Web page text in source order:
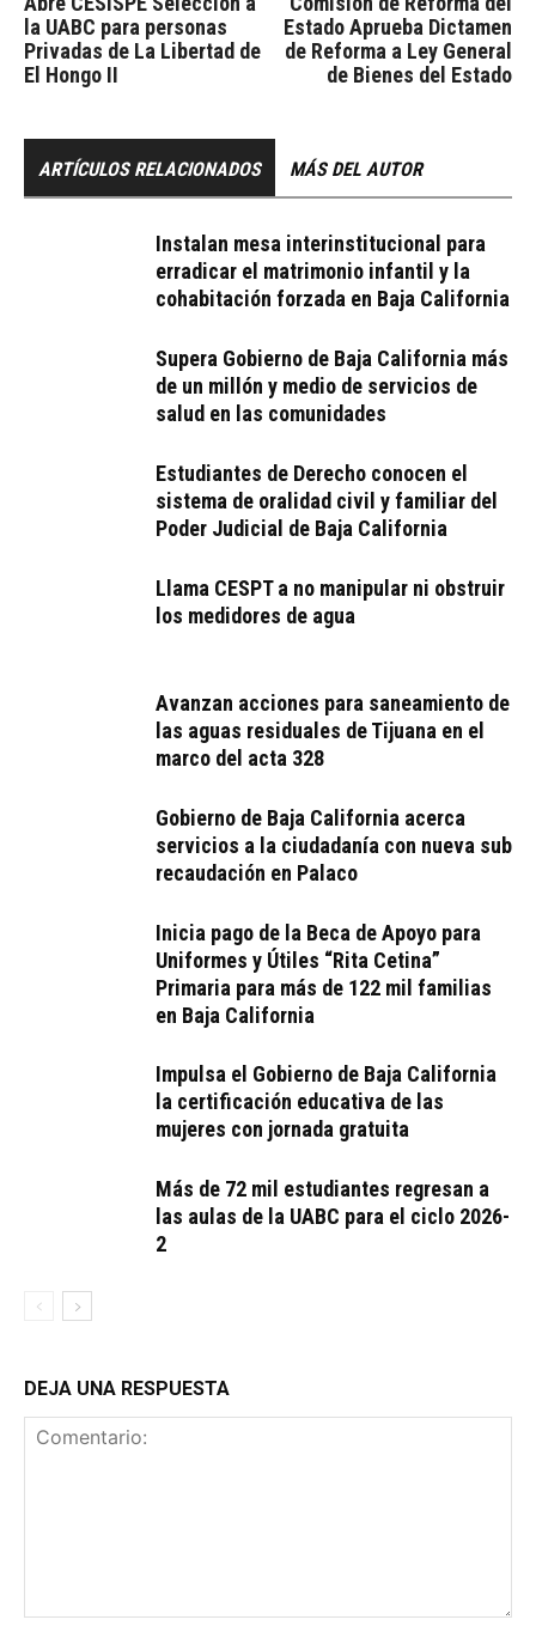
la UABC para personas
Privadas de La Libertad de
El Hongo II
Estado Aprueba Dictamen
de Reforma a Ley General
de Bienes del Estado
ARTÍCULOS RELACIONADOS MÁS DEL AUTOR
Instalan mesa interinstitucional para
erradicar el matrimonio infantil y la
cohabitación forzada en Baja California
Supera Gobierno de Baja California más
de un millón y medio de servicios de
salud en las comunidades
Estudiantes de Derecho conocen el
sistema de oralidad civil y familiar del
Poder Judicial de Baja California
Llama CESPT a no manipular ni obstruir
los medidores de agua
Avanzan acciones para saneamiento de
las aguas residuales de Tijuana en el
marco del acta 328
Gobierno de Baja California acerca
servicios a la ciudadanía con nueva sub
recaudación en Palaco
Inicia pago de la Beca de Apoyo para
Uniformes y Útiles “Rita Cetina”
Primaria para más de 122 mil familias
en Baja California
Impulsa el Gobierno de Baja California
la certificación educativa de las
mujeres con jornada gratuita
Más de 72 mil estudiantes regresan a
las aulas de la UABC para el ciclo 2026-
2
DEJA UNA RESPUESTA